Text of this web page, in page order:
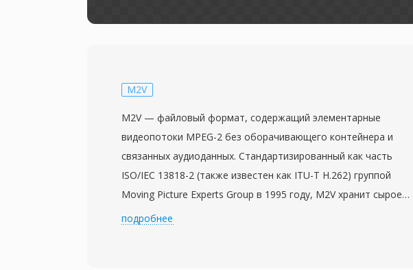
M2V
M2V — файловый формат, содержащий элементарные
видеопотоки MPEG-2 без оборачивающего контейнера и
связанных аудиоданных. Стандартизированный как часть
ISO/IEC 13818-2 (также известен как ITU-T H.262) группой
Moving Picture Experts Group в 1995 году, M2V хранит сырое
сжатое видео в том виде, в котором оно присутствовало бы
подробнее